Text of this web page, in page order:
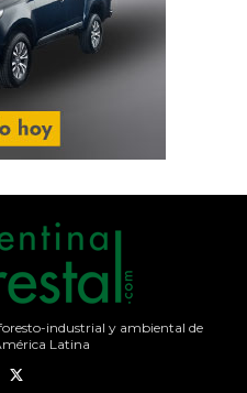
industrial y ambiental de
Latina